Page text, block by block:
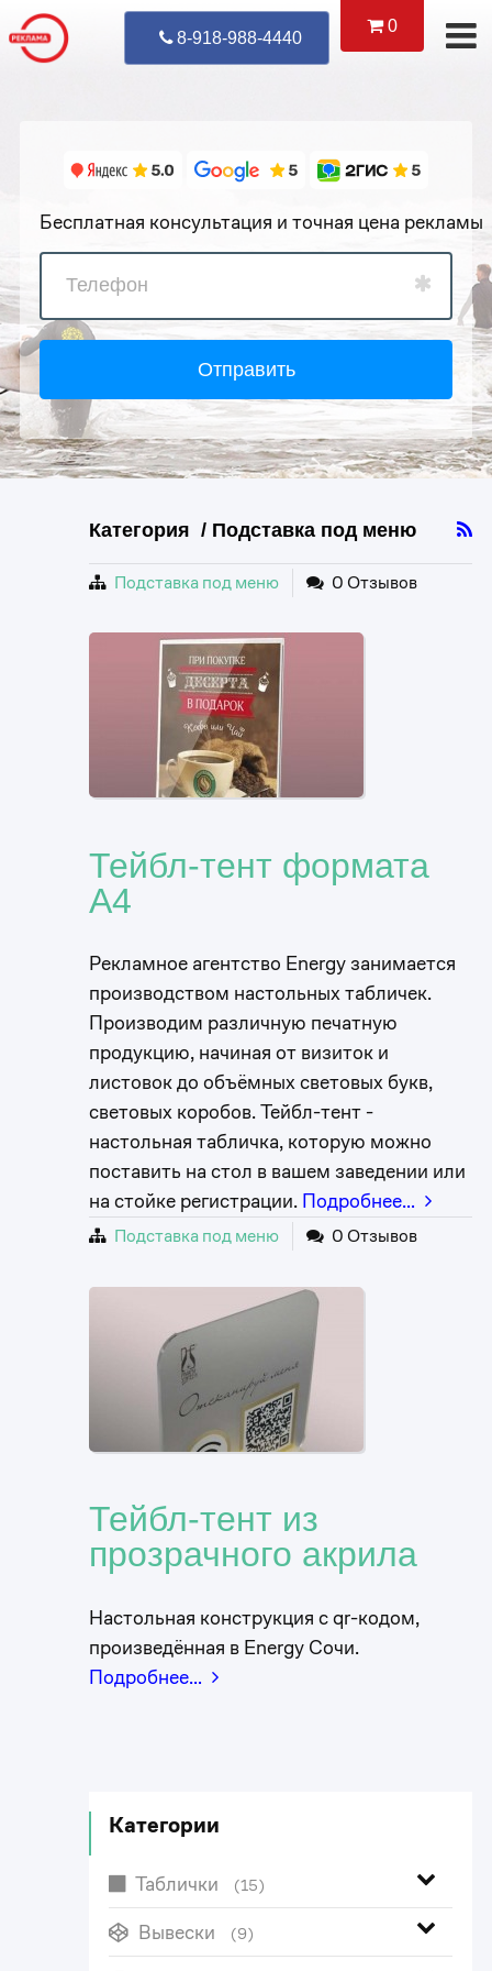
0
8-918-988-4440 Уже
Бесплатная консультация и точная цена рекламы
Отправить
Категория / Подставка под меню
Подставка под меню 0 Отзывов
Тейбл-тент формата
А4
Рекламное агентство Energy занимается
производством настольных табличек.
Производим различную печатную
продукцию, начиная от визиток и
листовок до объёмных световых букв,
световых коробов. Тейбл-тент -
настольная табличка, которую можно
поставить на стол в вашем заведении или
на стойке регистрации. Подробнее…
Подставка под меню 0 Отзывов
Тейбл-тент из
прозрачного акрила
Настольная конструкция с qr-кодом,
произведённая в Energy Сочи.
Подробнее…
Категории
Таблички (15)
Вывески (9)